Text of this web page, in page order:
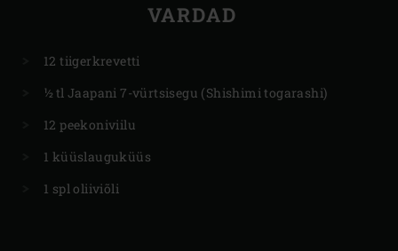
VARDAD
12 tiigerkrevetti
½ tl Jaapani 7-vürtsisegu (Shishimi togarashi)
12 peekoniviilu
1 küüslauguküüs
1 spl oliiviõli